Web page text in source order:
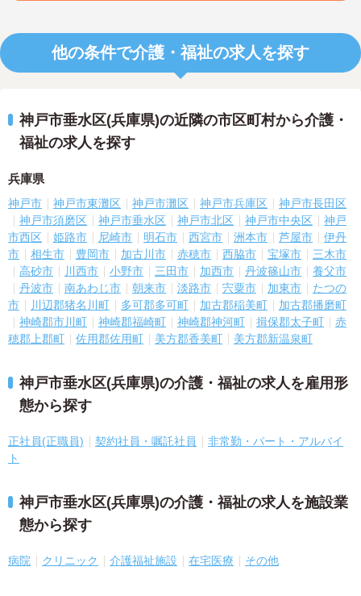
他の条件で介護・福祉の求人を探す
神戸市垂水区(兵庫県)の近隣の市区町村から介護・
福祉の求人を探す
兵庫県
神戸市 神戸市東灘区 神戸市灘区 神戸市兵庫区
神戸市長田区
神戸市須磨区
神戸市垂水区 神戸市北区 神戸市中央区
神戸
市西区
姫路市 尼崎市 明石市 西宮市 洲本市 芦屋市
伊丹
市
相生市 豊岡市 加古川市 赤穂市 西脇市 宝塚市
三木市
高砂市
川西市 小野市 三田市 加西市 丹波篠山市
養父市
丹波市
南あわじ市 朝来市 淡路市 宍粟市 加東市
たつの
市
川辺郡猪名川町 多可郡多可町 加古郡稲美町
加古郡播磨町
神崎郡市川町
神崎郡福崎町 神崎郡神河町 揖保郡太子町
赤
穂郡上郡町
佐用郡佐用町 美方郡香美町 美方郡新温泉町
神戸市垂水区(兵庫県)の介護・福祉の求人を雇用形
態から探す
正社員(正職員) 契約社員・嘱託社員
非常勤・パート・アルバイ
ト
神戸市垂水区(兵庫県)の介護・福祉の求人を施設業
態から探す
病院 クリニック 介護福祉施設 在宅医療 その他